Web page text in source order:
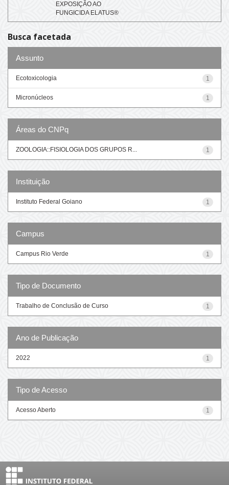
EXPOSIÇÃO AO
FUNGICIDA ELATUS®
Busca facetada
Assunto
1
Ecotoxicologia
1
Micronúcleos
Áreas do CNPq
1
ZOOLOGIA::FISIOLOGIA DOS GRUPOS R...
Instituição
1
Instituto Federal Goiano
Campus
1
Campus Rio Verde
Tipo de Documento
1
Trabalho de Conclusão de Curso
Ano de Publicação
1
2022
Tipo de Acesso
1
Acesso Aberto